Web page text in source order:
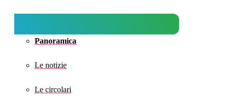
Panoramica
Le notizie
Le circolari